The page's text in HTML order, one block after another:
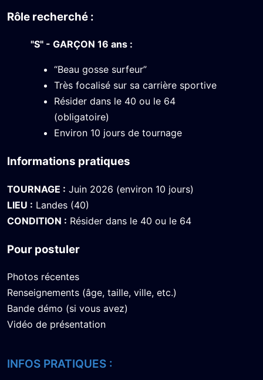
Rôle recherché :
"S" - GARÇON 16 ans :
“Beau gosse surfeur”
Très focalisé sur sa carrière sportive
Résider dans le 40 ou le 64
(obligatoire)
Environ 10 jours de tournage
Informations pratiques
TOURNAGE : Juin 2026 (environ 10 jours)
LIEU : Landes (40)
CONDITION : Résider dans le 40 ou le 64
Pour postuler
Photos récentes
Renseignements (âge, taille, ville, etc.)
Bande démo (si vous avez)
Vidéo de présentation
INFOS PRATIQUES :